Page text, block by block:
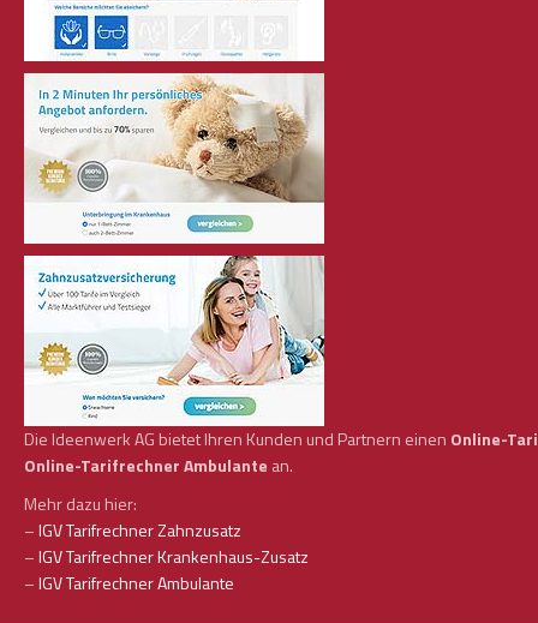
Die Ideenwerk AG bietet Ihren Kunden und Partnern einen Online-
Online-Tarifrechner Ambulante an.
Mehr dazu hier:
–IGV Tarifrechner Zahnzusatz
–IGV Tarifrechner Krankenhaus-Zusatz
–IGV Tarifrechner Ambulante